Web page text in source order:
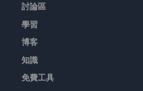
討論區
學習
博客
知識
免費工具